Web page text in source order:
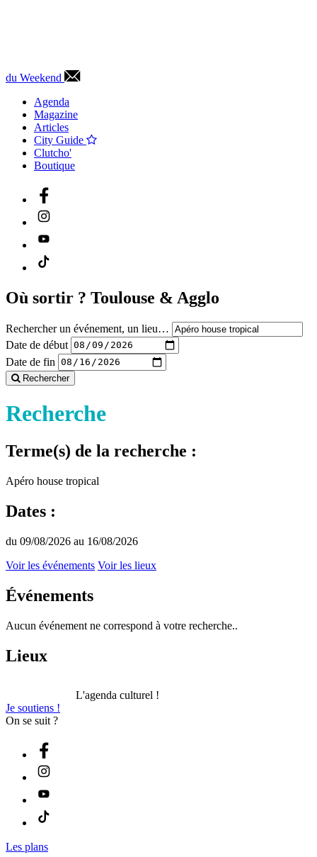
du Weekend
Agenda
Magazine
Articles
City Guide
Clutcho'
Boutique
Où sortir ? Toulouse & Agglo
Rechercher un événement, un lieu…
Date de début
Date de fin
Rechercher
Recherche
Terme(s) de la recherche :
Apéro house tropical
Dates :
du 09/08/2026 au 16/08/2026
Voir les événements Voir les lieux
Événements
Aucun événement ne correspond à votre recherche..
Lieux
L'agenda culturel !
Je soutiens !
On se suit ?
Les plans